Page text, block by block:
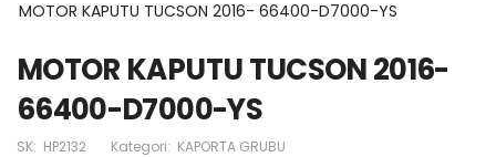
MOTOR KAPUTU TUCSON 2016- 66400-D7000-YS
MOTOR KAPUTU TUCSON 2016-
66400-D7000-YS
SK: HP2132 Kategori: KAPORTA GRUBU